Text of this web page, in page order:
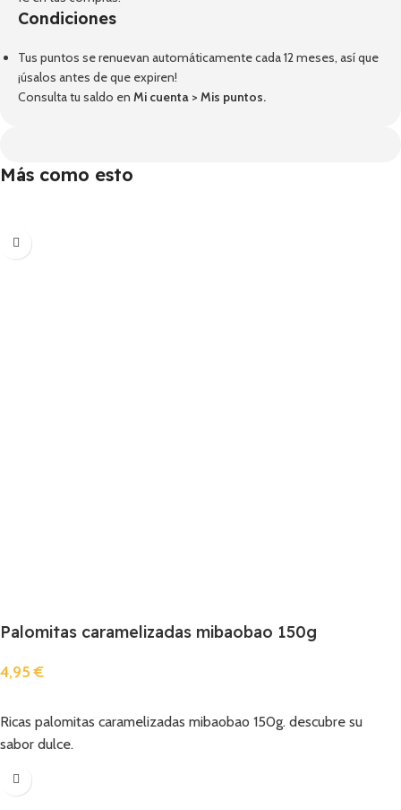
Condiciones
Tus puntos se renuevan automáticamente cada 12 meses, así que
¡úsalos antes de que expiren!
Consulta tu saldo en Mi cuenta > Mis puntos.
Más como esto
Palomitas caramelizadas mibaobao 150g
4,95€
Ricas palomitas caramelizadas mibaobao 150g. descubre su
sabor dulce.